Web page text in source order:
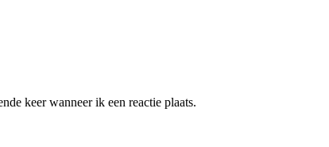
keer wanneer ik een reactie plaats.